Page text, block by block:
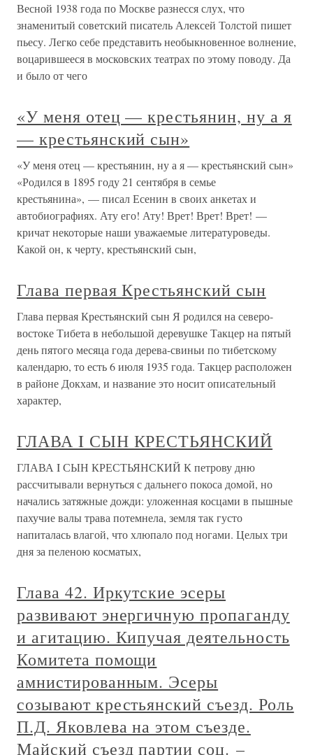
Весной 1938 года по Москве разнесся слух, что
знаменитый советский писатель Алексей Толстой пишет
пьесу. Легко себе представить необыкновенное волнение,
воцарившееся в московских театрах по этому поводу. Да
и было от чего
«У меня отец — крестьянин, ну а я
— крестьянский сын»
«У меня отец — крестьянин, ну а я — крестьянский сын»
«Родился в 1895 году 21 сентября в семье
крестьянина», — писал Есенин в своих анкетах и
автобиографиях. Ату его! Ату! Врет! Врет! Врет! —
кричат некоторые наши уважаемые литературоведы.
Какой он, к черту, крестьянский сын,
Глава первая Крестьянский сын
Глава первая Крестьянский сын Я родился на северо-
востоке Тибета в небольшой деревушке Такцер на пятый
день пятого месяца года дерева-свиньи по тибетскому
календарю, то есть 6 июля 1935 года. Такцер расположен
в районе Докхам, и название это носит описательный
характер,
ГЛАВА I СЫН КРЕСТЬЯНСКИЙ
ГЛАВА I СЫН КРЕСТЬЯНСКИЙ К петрову дню
рассчитывали вернуться с дальнего покоса домой, но
начались затяжные дожди: уложенная косцами в пышные
пахучие валы трава потемнела, земля так густо
напиталась влагой, что хлюпало под ногами. Целых три
дня за пеленою косматых,
Глава 42. Иркутские эсеры
развивают энергичную пропаганду
и агитацию. Кипучая деятельность
Комитета помощи
амнистированным. Эсеры
созывают крестьянский съезд. Роль
П.Д. Яковлева на этом съезде.
Майский съезд партии соц. –